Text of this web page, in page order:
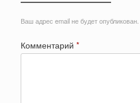
Ваш адрес email не будет опубликован.
Комментарий *